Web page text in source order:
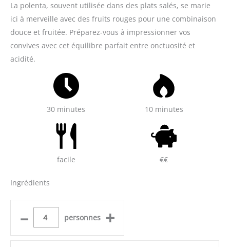
La polenta, souvent utilisée dans des plats salés, se marie
ici à merveille avec des fruits rouges pour une combinaison
douce et fruitée. Préparez-vous à impressionner vos
convives avec cet équilibre parfait entre onctuosité et
acidité.
30 minutes 10 minutes
facile €€
Ingrédients
– personnes +